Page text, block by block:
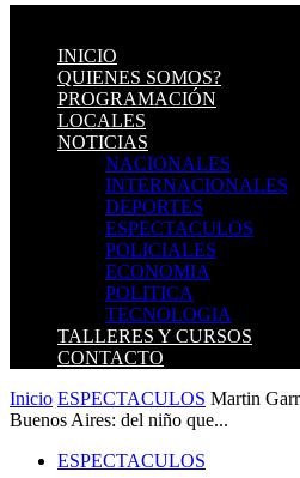
INICIO
QUIENES SOMOS?
PROGRAMACIÓN
LOCALES
NOTICIAS
NACIONALES
INTERNACIONALES
DEPORTES
ESPECTACULOS
POLICIALES
ECONOMIA
POLITICA
TECNOLOGIA
TALLERES Y CURSOS
CONTACTO
Inicio ESPECTACULOS Martin
Buenos Aires: del niño que...
ESPECTACULOS